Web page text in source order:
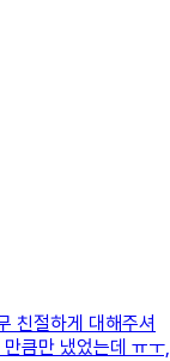
친절하게 대해주셔
큼만 냈었는데 ㅠㅜ,